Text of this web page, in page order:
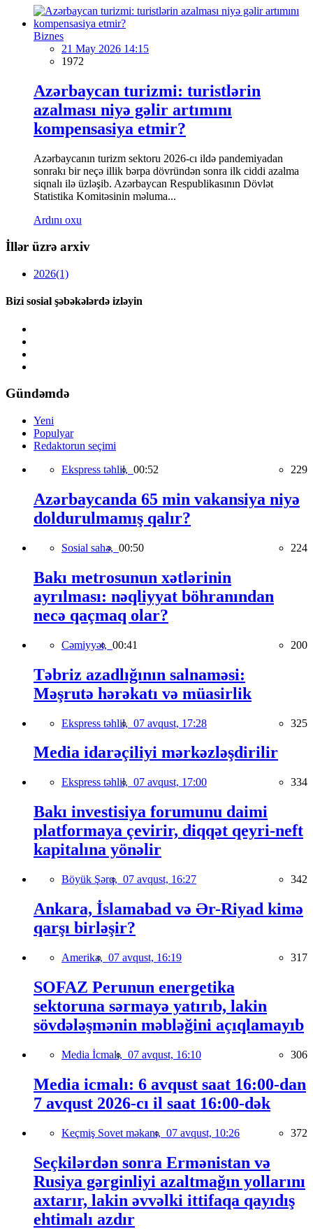
Biznes
21 May 2026 14:15
1972
Azərbaycan turizmi: turistlərin
azalması niyə gəlir artımını
kompensasiya etmir?
Azərbaycanın turizm sektoru 2026-cı ildə pandemiyadan
sonrakı bir neçə illik bərpa dövründən sonra ilk ciddi azalma
siqnalı ilə üzləşib. Azərbaycan Respublikasının Dövlət
Statistika Komitəsinin məluma...
Ardını oxu
İllər üzrə arxiv
2026(1)
Bizi sosial şəbəkələrdə izləyin
Gündəmdə
Yeni
Populyar
Redaktorun seçimi
Ekspress təhlil, 00:52 229
Azərbaycanda 65 min vakansiya niyə
doldurulmamış qalır?
Sosial sahə, 00:50 224
Bakı metrosunun xətlərinin
ayrılması: nəqliyyat böhranından
necə qaçmaq olar?
Cəmiyyət, 00:41 200
Təbriz azadlığının salnaməsi:
Məşrutə hərəkatı və müasirlik
Ekspress təhlil, 07 avqust, 17:28 325
Media idarəçiliyi mərkəzləşdirilir
Ekspress təhlil, 07 avqust, 17:00 334
Bakı investisiya forumunu daimi
platformaya çevirir, diqqət qeyri-neft
kapitalına yönəlir
Böyük Şərq, 07 avqust, 16:27 342
Ankara, İslamabad və Ər-Riyad kimə
qarşı birləşir?
Amerika, 07 avqust, 16:19 317
SOFAZ Perunun energetika
sektoruna sərmayə yatırıb, lakin
sövdələşmənin məbləğini açıqlamayıb
Media İcmalı, 07 avqust, 16:10 306
Media icmalı: 6 avqust saat 16:00-dan
7 avqust 2026-cı il saat 16:00-dək
Keçmiş Sovet məkanı, 07 avqust, 10:26 372
Seçkilərdən sonra Ermənistan və
Rusiya gərginliyi azaltmağın yollarını
axtarır, lakin əvvəlki ittifaqa qayıdış
ehtimalı azdır